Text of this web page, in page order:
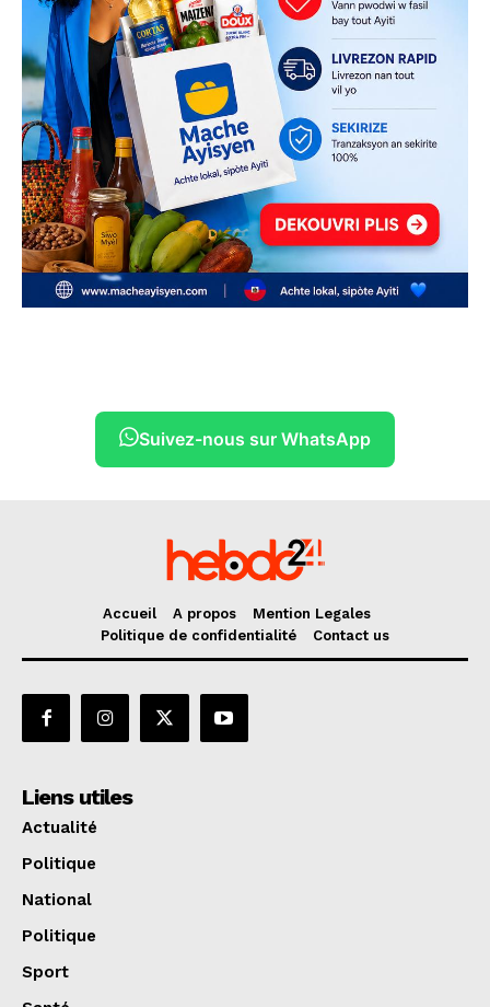
Suivez-nous sur WhatsApp
Accueil A propos
Mention Legales
Politique de confidentialité
Contact us
Liens utiles
Actualité
Politique
National
Politique
Sport